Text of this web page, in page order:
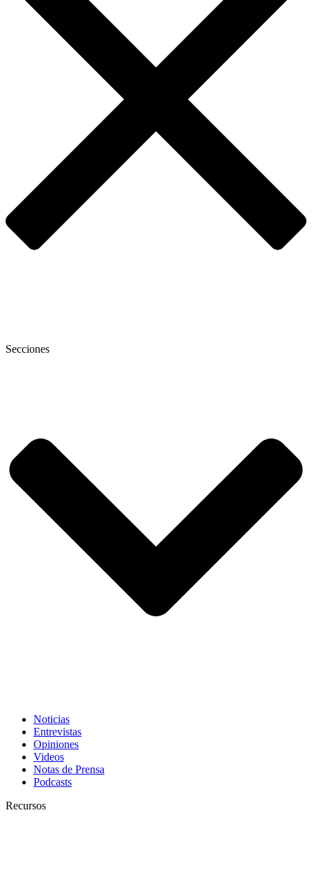
Secciones
Noticias
Entrevistas
Opiniones
Videos
Notas de Prensa
Podcasts
Recursos